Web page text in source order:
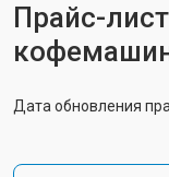
Прайс-
Дата обновления